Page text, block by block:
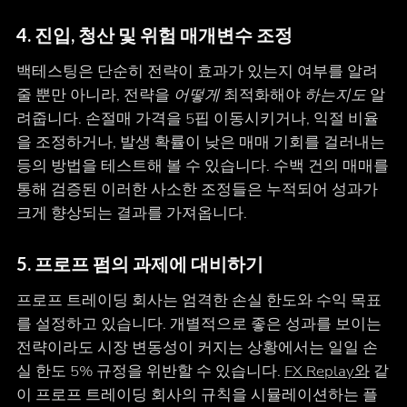
4. 진입, 청산 및 위험 매개변수 조정
백테스팅은 단순히 전략이 효과가 있는지 여부를 알려
줄 뿐만 아니라, 전략을 어떻게최적화해야 하는지도알
려줍니다. 손절매 가격을 5핍 이동시키거나, 익절 비율
을 조정하거나, 발생 확률이 낮은 매매 기회를 걸러내는
등의 방법을 테스트해 볼 수 있습니다. 수백 건의 매매를
통해 검증된 이러한 사소한 조정들은 누적되어 성과가
크게 향상되는 결과를 가져옵니다.
5. 프로프 펌의 과제에 대비하기
프로프 트레이딩 회사는 엄격한 손실 한도와 수익 목표
를 설정하고 있습니다. 개별적으로 좋은 성과를 보이는
전략이라도 시장 변동성이 커지는 상황에서는 일일 손
실 한도 5% 규정을 위반할 수 있습니다. FX Replay와같
이 프로프 트레이딩 회사의 규칙을 시뮬레이션하는 플